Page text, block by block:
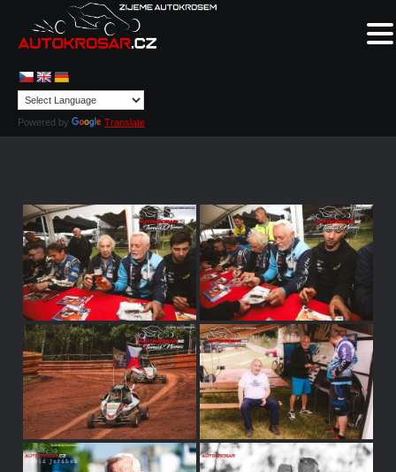
Powered by Translate